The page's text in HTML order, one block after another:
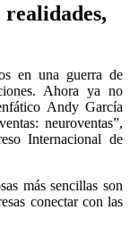
realidades,
en una guerra de
Ahora ya no
Andy García
neuroventas”,
Internacional de
más sencillas son
conectar con las